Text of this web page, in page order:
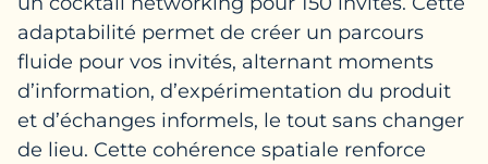
adaptabilité permet de créer un parcours
fluide pour vos invités, alternant moments
d’information, d’expérimentation du produit
et d’échanges informels, le tout sans changer
de lieu. Cette cohérence spatiale renforce